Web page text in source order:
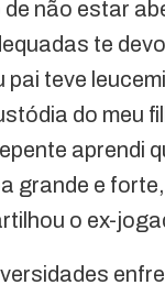
não estar
te
pai teve
do meu
aprendi
grande e
o ex-